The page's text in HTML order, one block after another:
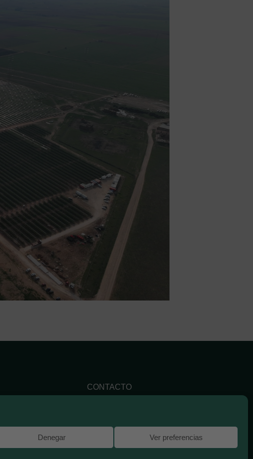
Denegar Ver preferencias
CONTACTO